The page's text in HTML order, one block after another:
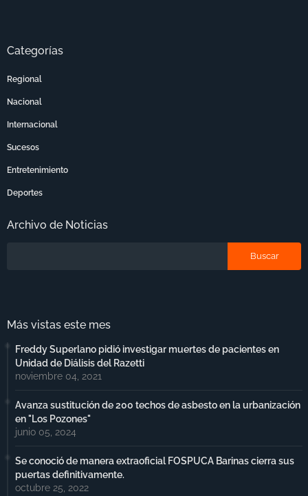
Categorías
Regional
Nacional
Internacional
Sucesos
Entretenimiento
Deportes
Archivo de Noticias
Más vistas este mes
Freddy Superlano pidió investigar muertes de pacientes en
Unidad de Diálisis del Razetti
noviembre 04, 2021
Avanza sustitución de 200 techos de asbesto en la urbanización
en "Los Pozones"
junio 05, 2024
Se conoció de manera extraoficial FOSPUCA Barinas cierra sus
puertas definitivamente.
octubre 25, 2022